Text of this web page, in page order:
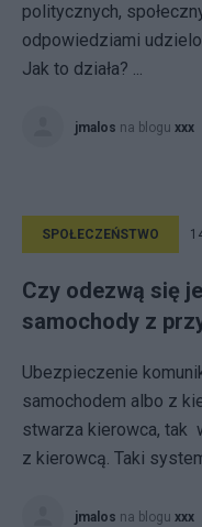
politycznych,
odpowiedziami
Jak to działa? ...
jmalos na blogu xxx
SPOŁECZEŃSTWO
Czy odezwą się
samochody z
Ubezpieczenie
samochodem albo z
stwarza kierowca, tak
z kierowcą. Taki
jmalos na blogu xxx